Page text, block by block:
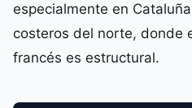
especialmente en
costeros del norte, donde
francés es estructural.